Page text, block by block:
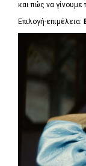
και πώς να γίνουμε
Επιλογή-επιμέλεια: